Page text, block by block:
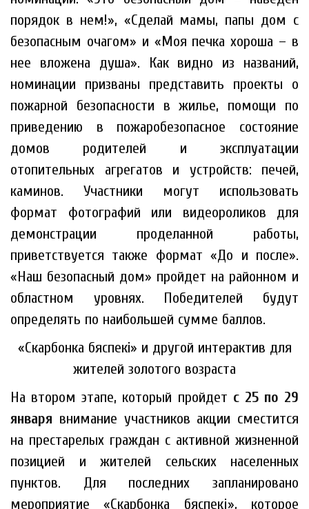
порядок в нем!», «Сделай мамы, папы дом с
безопасным очагом» и «Моя печка хороша – в
нее вложена душа». Как видно из названий,
номинации призваны представить проекты о
пожарной безопасности в жилье, помощи по
приведению в пожаробезопасное состояние
домов родителей и эксплуатации
отопительных агрегатов и устройств: печей,
каминов. Участники могут использовать
формат фотографий или видеороликов для
демонстрации проделанной работы,
приветствуется также формат «До и после».
«Наш безопасный дом» пройдет на районном и
областном уровнях. Победителей будут
определять по наибольшей сумме баллов.
«Скарбонка бяспекі» и другой интерактив для
жителей золотого возраста
На втором этапе, который пройдет с 25 по 29
января внимание участников акции сместится
на престарелых граждан с активной жизненной
позицией и жителей сельских населенных
пунктов. Для последних запланировано
мероприятие «Скарбонка бяспекi», которое